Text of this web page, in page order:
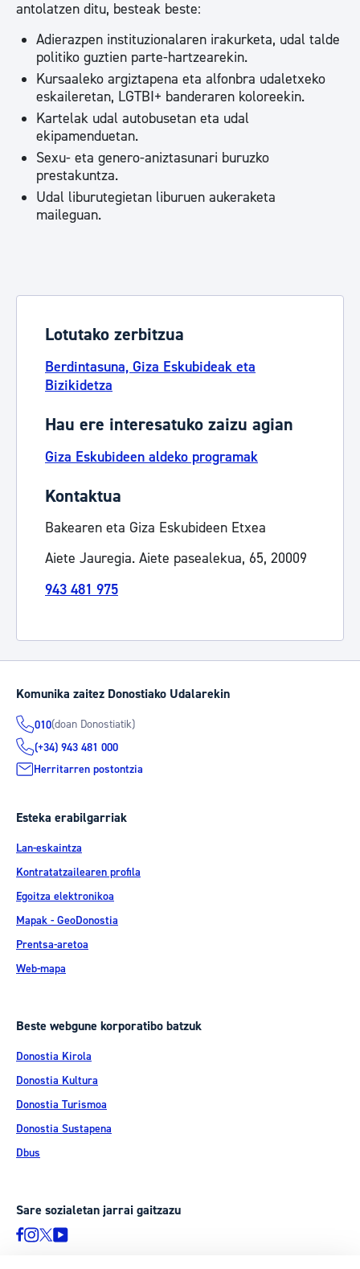
antolatzen ditu, besteak beste:
Adierazpen instituzionalaren irakurketa, udal talde
politiko guztien parte-hartzearekin.
Kursaaleko argiztapena eta alfonbra udaletxeko
eskaileretan, LGTBI+ banderaren koloreekin.
Kartelak udal autobusetan eta udal
ekipamenduetan.
Sexu- eta genero-aniztasunari buruzko
prestakuntza.
Udal liburutegietan liburuen aukeraketa
maileguan.
Lotutako zerbitzua
Berdintasuna, Giza Eskubideak eta
Bizikidetza
Hau ere interesatuko zaizu agian
Giza Eskubideen aldeko programak
Kontaktua
Bakearen eta Giza Eskubideen Etxea
Aiete Jauregia. Aiete pasealekua, 65, 20009
943 481 975
Komunika zaitez Donostiako Udalarekin
010(doan Donostiatik)
(+34) 943 481 000
Herritarren postontzia
Esteka erabilgarriak
Lan-eskaintza
Kontratatzailearen profila
Egoitza elektronikoa
Mapak - GeoDonostia
Prentsa-aretoa
Web-mapa
Beste webgune korporatibo batzuk
Donostia Kirola
Donostia Kultura
Donostia Turismoa
Donostia Sustapena
Dbus
Sare sozialetan jarrai gaitzazu